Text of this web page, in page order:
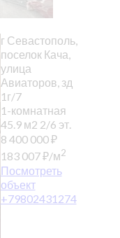
г Севастополь,
поселок Кача,
улица
Авиаторов, зд
1г/7
1-комнатная
45.9 м2 2/6 эт.
8 400 000₽
183 007₽/м2
Посмотреть
объект
+79802431274